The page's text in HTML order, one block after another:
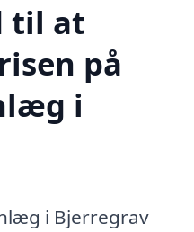
til at
på
i
i Bjerregrav